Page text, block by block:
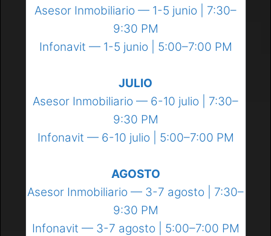
Asesor Inmobiliario — 1-5 junio | 7:30–
9:30 PM
Infonavit — 1-5 junio | 5:00–7:00 PM
JULIO
Asesor Inmobiliario — 6-10 julio | 7:30–
9:30 PM
Infonavit — 6-10 julio | 5:00–7:00 PM
AGOSTO
Asesor Inmobiliario — 3-7 agosto | 7:30–
9:30 PM
Infonavit — 3-7 agosto | 5:00–7:00 PM